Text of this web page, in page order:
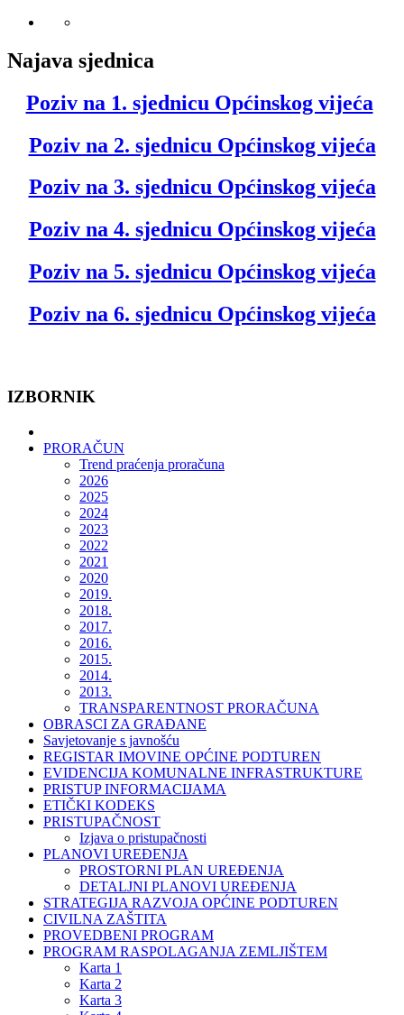
Najava sjednica
Poziv na 1. sjednicu Općinskog vijeća
Poziv na 2. sjednicu Općinskog vijeća
Poziv na 3. sjednicu Općinskog vijeća
Poziv na 4. sjednicu Općinskog vijeća
Poziv na 5. sjednicu Općinskog vijeća
Poziv na 6. sjednicu Općinskog vijeća
IZBORNIK
PRORAČUN
Trend praćenja proračuna
2026
2025
2024
2023
2022
2021
2020
2019.
2018.
2017.
2016.
2015.
2014.
2013.
TRANSPARENTNOST PRORAČUNA
OBRASCI ZA GRAĐANE
Savjetovanje s javnošću
REGISTAR IMOVINE OPĆINE PODTUREN
EVIDENCIJA KOMUNALNE INFRASTRUKTURE
PRISTUP INFORMACIJAMA
ETIČKI KODEKS
PRISTUPAČNOST
Izjava o pristupačnosti
PLANOVI UREĐENJA
PROSTORNI PLAN UREĐENJA
DETALJNI PLANOVI UREĐENJA
STRATEGIJA RAZVOJA OPĆINE PODTUREN
CIVILNA ZAŠTITA
PROVEDBENI PROGRAM
PROGRAM RASPOLAGANJA ZEMLJIŠTEM
Karta 1
Karta 2
Karta 3